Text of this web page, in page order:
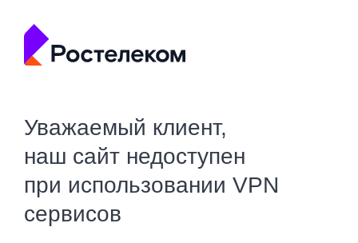
Уважаемый клиент,
наш сайт недоступен
при использовании VPN
сервисов